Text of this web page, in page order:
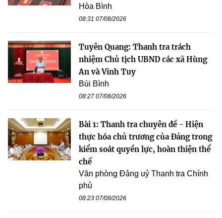
Hòa Bình
08:31 07/08/2026
Tuyên Quang: Thanh tra trách
nhiệm Chủ tịch UBND các xã Hùng
An và Vĩnh Tuy
Bùi Bình
08:27 07/08/2026
Bài 1: Thanh tra chuyên đề - Hiện
thực hóa chủ trương của Đảng trong
kiểm soát quyền lực, hoàn thiện thể
chế
Văn phòng Đảng uỷ Thanh tra Chính
phủ
08:23 07/08/2026